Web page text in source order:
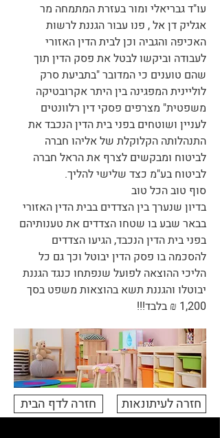
עו"ד גבריאלי ומור בעזרת המתמחה מר
אגליק דן אל , פנו עבור הגננת לרשות
האכיפה והגביה וכן לבית הדין האזורי
לעבודה וביקשו לבטל את פסק הדין תוך
שהם טוענים כי המדובר "בתביעת סרק
לוליינית המפגינה בין היתר אקרובטיקה
משפטית" מצרפים פסקי דין רלוונטים
לעניין ושוטחים בפני בית הדין הנכבד את
התנהלותה הקלוקלת של אליהו חברה
לביטוח ומבקשים לצרף את הראל חברה
לביטוח בע"מ כצד שלישי להליך.
סוף טוב הכל טוב
בדיון שנערך בין הצדדים בבית הדין האזורי
בבאר שבע בו שטחו הצדדים את טענותיהם
בפני בית הדין הנכבד, הגיעו הצדדים
להסכמה בו פסק הדין יבוטל וכך גם כל
הליכי ההוצאה לפועל שנפתחו כנגד הגננת
יבוטלו והגננת תשא בהוצאות משפט בסך
1,200 ₪ בלבד!!!
חזרה לדף הבית חזרה לעיתונאות